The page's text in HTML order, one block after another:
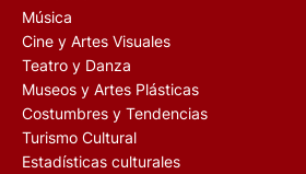
Música
Cine y Artes Visuales
Teatro y Danza
Museos y Artes Plásticas
Costumbres y Tendencias
Turismo Cultural
Estadísticas culturales